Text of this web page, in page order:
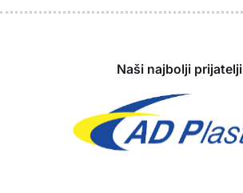
Naši najbolji prijatelji